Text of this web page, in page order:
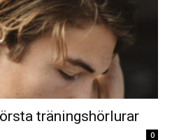
träningshörlurar
0